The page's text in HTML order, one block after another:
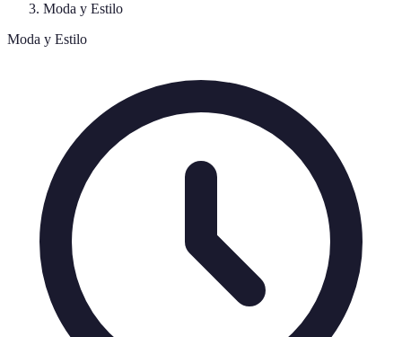
Moda y Estilo
Moda y Estilo